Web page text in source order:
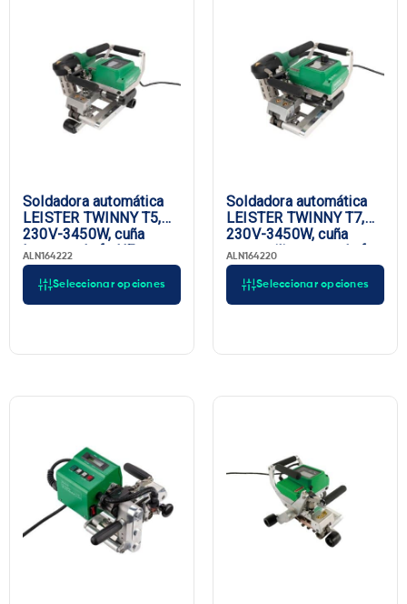
Seleccionar opciones
Soldadora automática
LEISTER TWINNY T5,
230V-3450W, cuña
larga, enchufe UE
ALN164222
Seleccionar opciones
Soldadora automática
LEISTER TWINNY T7,
230V-3450W, cuña
corta, silicona, enchufe
UE
ALN164220